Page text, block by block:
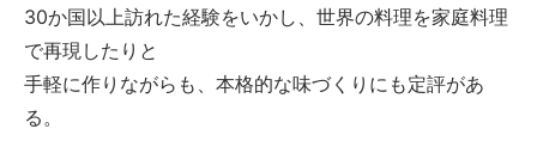
30か国以上訪れた経験をいかし、世界の料理を家庭料理
で再現したりと
手軽に作りながらも、本格的な味づくりにも定評があ
る。